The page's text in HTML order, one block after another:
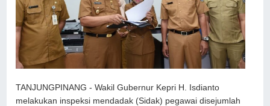
TANJUNGPINANG - Wakil Gubernur Kepri H. Isdianto
melakukan inspeksi mendadak (Sidak) pegawai disejumlah